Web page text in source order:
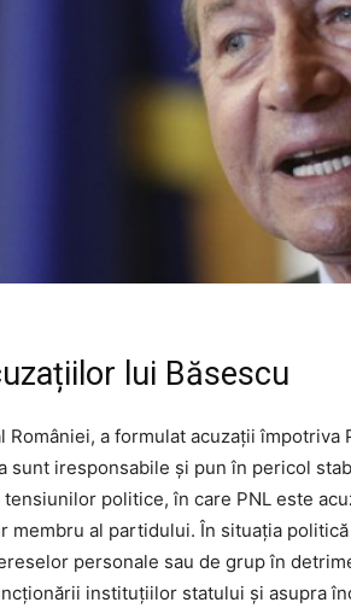
lui Băsescu
României, a formulat acuzații împotriva
sunt iresponsabile și pun în pericol
politice, în care PNL este
al partidului. În situația politică
personale sau de grup în
instituțiilor statului și asupra